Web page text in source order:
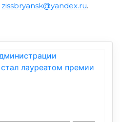
zissbryansk@yandex.ru.